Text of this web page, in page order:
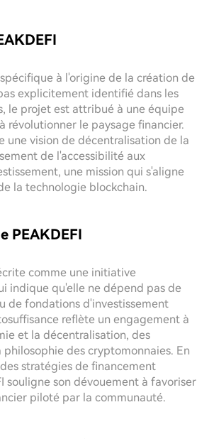
à l'origine de la création de
explicitement identifié dans les
le projet est attribué à une équipe
révolutionner le paysage financier.
une vision de décentralisation de la
de l'accessibilité aux
une mission qui s'aligne
la technologie blockchain.
PEAKDEFI
comme une initiative
indique qu'elle ne dépend pas de
de fondations d'investissement
reflète un engagement à
et la décentralisation, des
philosophie des cryptomonnaies. En
stratégies de financement
souligne son dévouement à favoriser
piloté par la communauté.